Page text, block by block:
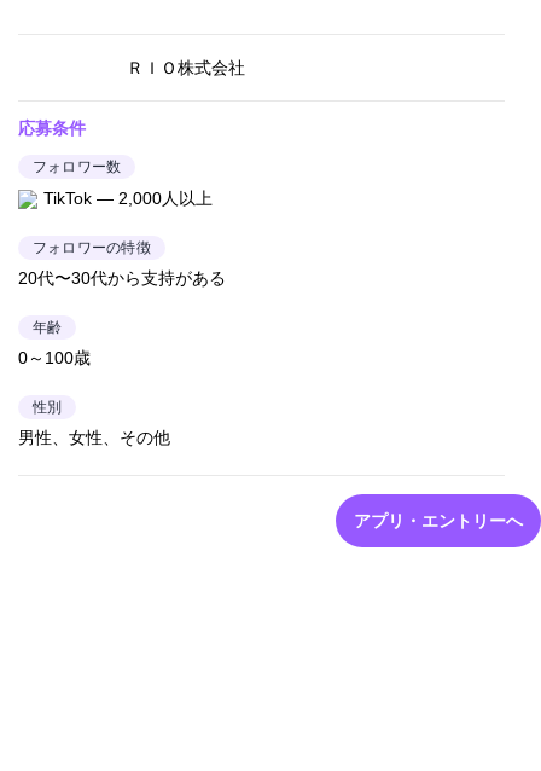
ＲＩＯ株式会社
応募条件
フォロワー数
TikTok — 2,000人以上
フォロワーの特徴
20代〜30代から支持がある
年齢
0～100歳
性別
男性、女性、その他
アプリ・エントリーへ